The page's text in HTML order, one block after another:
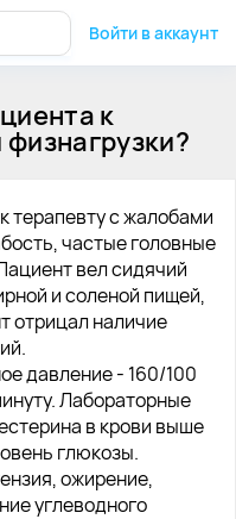
Войти в аккаунт
к
терапевту с жалобами
частые головные
вел сидячий
и соленой пищей,
отрицал наличие
давление - 160/100
Лабораторные
в крови выше
глюкозы.
ожирение,
углеводного